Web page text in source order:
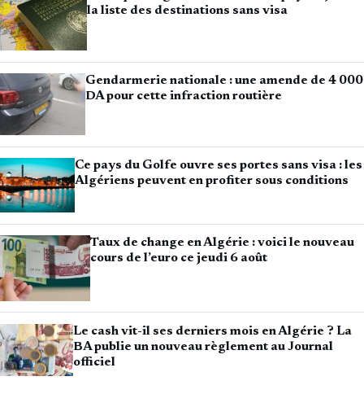
la liste des destinations sans visa
Gendarmerie nationale : une amende de 4 000
DA pour cette infraction routière
Ce pays du Golfe ouvre ses portes sans visa : les
Algériens peuvent en profiter sous conditions
Taux de change en Algérie : voici le nouveau
cours de l’euro ce jeudi 6 août
Le cash vit-il ses derniers mois en Algérie ? La
BA publie un nouveau règlement au Journal
officiel